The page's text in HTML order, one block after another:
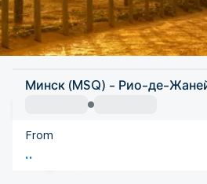
Brazil
Rio de Janeiro
Brazil
Flight time
Минск (MSQ) - Рио-де-
From